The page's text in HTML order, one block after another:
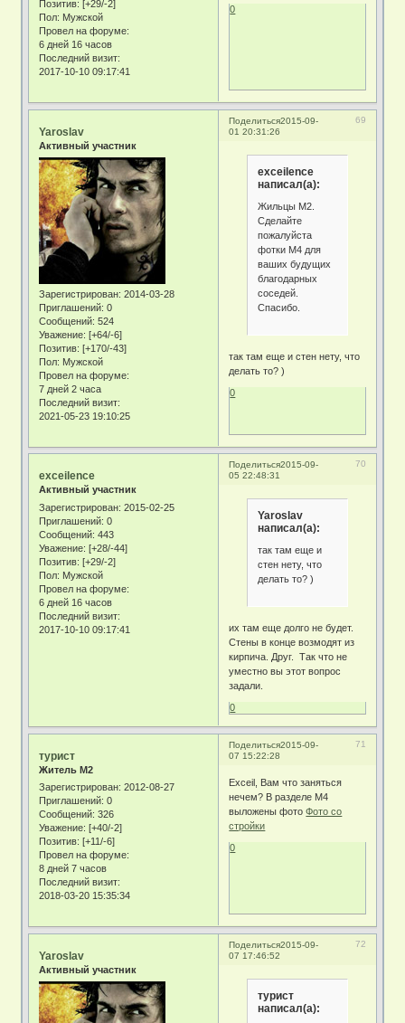
Позитив: [+29/-2]
Пол: Мужской
Провел на форуме:
6 дней 16 часов
Последний визит:
2017-10-10 09:17:41
0
Поделиться 69
2015-09-
01 20:31:26
Yaroslav
Активный участник
Зарегистрирован: 2014-03-28
Приглашений: 0
Сообщений: 524
Уважение: [+64/-6]
Позитив: [+170/-43]
Пол: Мужской
Провел на форуме:
7 дней 2 часа
Последний визит:
2021-05-23 19:10:25
exceilence
написал(а):
Жильцы М2.
Сделайте
пожалуйста
фотки М4 для
ваших будущих
благодарных
соседей.
Спасибо.
так там еще и стен нету, что
делать то? )
0
Поделиться 70
2015-09-
05 22:48:31
exceilence
Активный участник
Зарегистрирован: 2015-02-25
Приглашений: 0
Сообщений: 443
Уважение: [+28/-44]
Позитив: [+29/-2]
Пол: Мужской
Провел на форуме:
6 дней 16 часов
Последний визит:
2017-10-10 09:17:41
Yaroslav
написал(а):
так там еще и
стен нету, что
делать то? )
их там еще долго не будет.
Стены в конце возмодят из
кирпича. Друг. Так что не
уместно вы этот вопрос
задали.
0
Поделиться 71
2015-09-
07 15:22:28
турист
Житель М2
Зарегистрирован: 2012-08-27
Приглашений: 0
Сообщений: 326
Уважение: [+40/-2]
Позитив: [+11/-6]
Провел на форуме:
8 дней 7 часов
Последний визит:
2018-03-20 15:35:34
Exceil, Вам что заняться
нечем? В разделе М4
выложены фотоФото со
стройки
0
Поделиться 72
2015-09-
07 17:46:52
Yaroslav
Активный участник
турист
написал(а):